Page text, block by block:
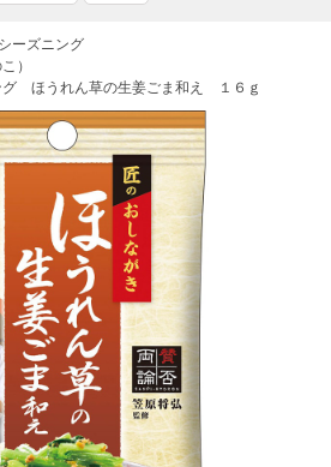
シーズニング
）
グ ほうれん草の生姜ごま和え １６ｇ